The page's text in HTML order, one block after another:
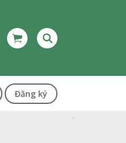
Đăng ký